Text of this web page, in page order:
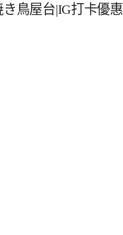
鳥屋台|IG打卡優惠